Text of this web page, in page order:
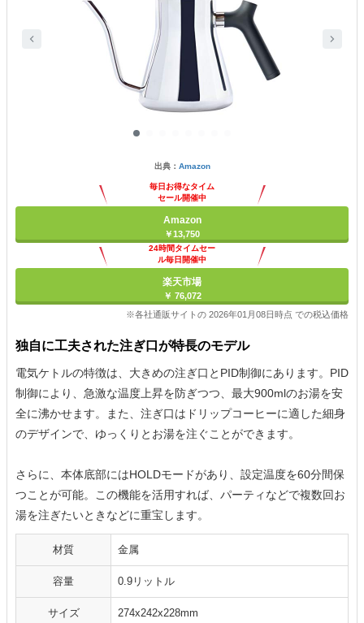
出典： Amazon
毎日お得なタイム
セール開催中
Amazon
￥13,750
24時間タイムセー
ル毎日開催中
楽天市場
￥ 76,072
※各社通販サイトの 2026年01月08日時点 での税込価格
独自に工夫された注ぎ口が特長のモデル
電気ケトルの特徴は、大きめの注ぎ口とPID制御にあります。PID
制御により、急激な温度上昇を防ぎつつ、最大900mlのお湯を安
全に沸かせます。また、注ぎ口はドリップコーヒーに適した細身
のデザインで、ゆっくりとお湯を注ぐことができます。
さらに、本体底部にはHOLDモードがあり、設定温度を60分間保
つことが可能。この機能を活用すれば、パーティなどで複数回お
湯を注ぎたいときなどに重宝します。
材質 金属
容量 0.9リットル
サイズ 274x242x228mm